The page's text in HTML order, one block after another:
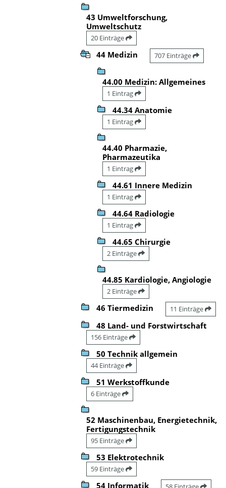
43 Umweltforschung,
Umweltschutz
20 Einträge
44 Medizin 707 Einträge
44.00 Medizin: Allgemeines
1 Eintrag
44.34 Anatomie
1 Eintrag
44.40 Pharmazie,
Pharmazeutika
1 Eintrag
44.61 Innere Medizin
1 Eintrag
44.64 Radiologie
1 Eintrag
44.65 Chirurgie
2 Einträge
44.85 Kardiologie, Angiologie
2 Einträge
46 Tiermedizin 11 Einträge
48 Land- und Forstwirtschaft
156 Einträge
50 Technik allgemein
44 Einträge
51 Werkstoffkunde
6 Einträge
52 Maschinenbau, Energietechnik,
Fertigungstechnik
95 Einträge
53 Elektrotechnik
59 Einträge
54 Informatik